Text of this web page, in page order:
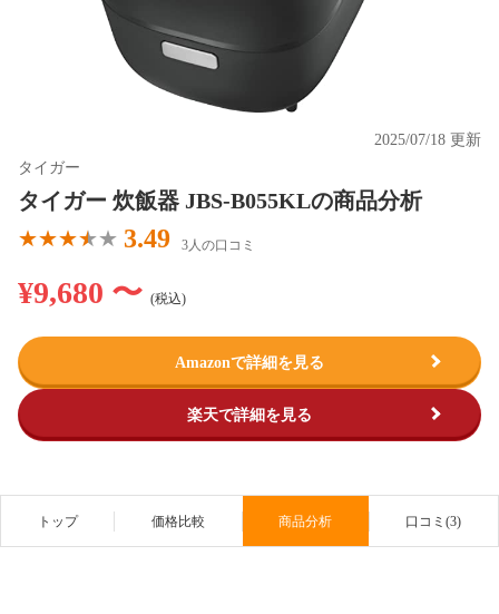
2025/07/18 更新
タイガー
タイガー 炊飯器 JBS-B055KLの商品分析
3.49 3人の口コミ
¥9,680 〜 (税込)
Amazonで詳細を見る
楽天で詳細を見る
トップ 価格比較 商品分析 口コミ(3)